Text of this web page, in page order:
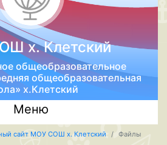
х. Клетский
общеобразовательное
общеобразовательная
х.Клетский
Меню
сайт МОУ СОШ х. Клетский Файлы